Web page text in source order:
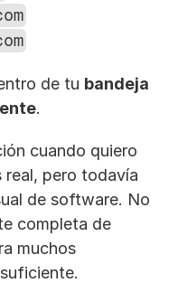
de tu bandeja
.
cuando quiero
real, pero todavía
de software. No
completa de
muchos